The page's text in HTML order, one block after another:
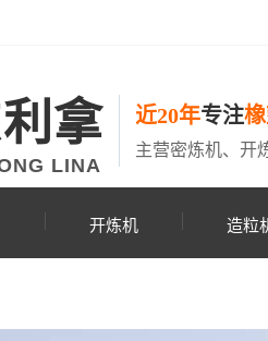
拿
LINA
近20年专注
主营密炼机、开
开炼机 造粒